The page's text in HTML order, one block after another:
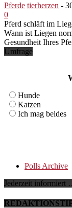
Pferde tierherzen -
0
Pferd schläft im
Wann ist Liegen
Gesundheit Ihres
Umfrage
Hunde
Katzen
Ich mag beides
Polls Archive
Jederzeit informiert